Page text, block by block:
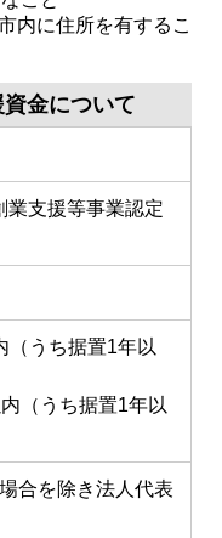
内に住所を有するこ
金について
業支援等事業認定
（うち据置1年以
（うち据置1年以
合を除き法人代表